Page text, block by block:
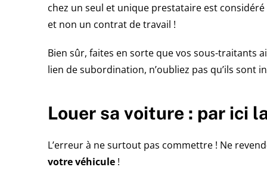
chez un seul et unique prestataire est
et non un contrat de travail !
Bien sûr, faites en sorte que vos sous-traitants
lien de subordination, n’oubliez pas qu’ils sont
Louer sa voiture : par ici
L’erreur à ne surtout pas commettre ! Ne
votre véhicule !